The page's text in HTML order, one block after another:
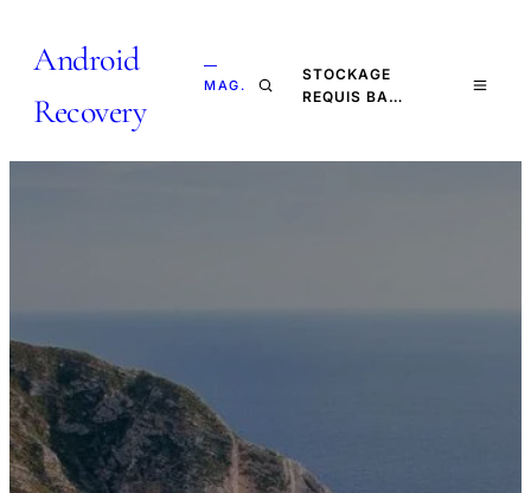
Android
Recovery
—
MAG.
STOCKAGE
REQUIS BA…